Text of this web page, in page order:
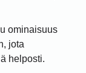
ominaisuus
jota
helposti.